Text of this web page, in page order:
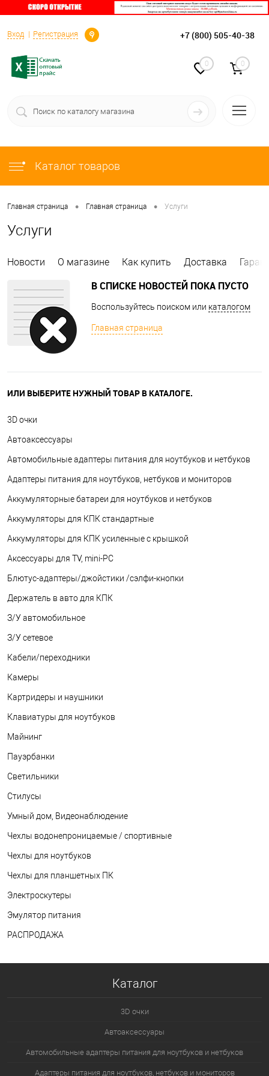
Вход Регистрация
Определение +7 (800) 505-40-38
0 0
Каталог товаров
Главная страница • Главная страница • Услуги
Услуги
Новости О магазине Как купить Доставка
В СПИСКЕ НОВОСТЕЙ ПОКА ПУСТО
Воспользуйтесь поиском или каталогом
Главная страница
ИЛИ ВЫБЕРИТЕ НУЖНЫЙ ТОВАР В КАТАЛОГЕ.
3D очки
Автоаксессуары
Автомобильные адаптеры питания для ноутбуков и нетбуков
Адаптеры питания для ноутбуков, нетбуков и мониторов
Аккумуляторные батареи для ноутбуков и нетбуков
Аккумуляторы для КПК стандартные
Аккумуляторы для КПК усиленные с крышкой
Аксессуары для TV, mini-PC
Блютус-адаптеры/джойстики /сэлфи-кнопки
Держатель в авто для КПК
З/У автомобильное
З/У сетевое
Кабели/переходники
Камеры
Картридеры и наушники
Клавиатуры для ноутбуков
Майнинг
Пауэрбанки
Светильники
Стилусы
Умный дом, Видеонаблюдение
Чехлы водонепроницаемые / спортивные
Чехлы для ноутбуков
Чехлы для планшетных ПК
Электроскутеры
Эмулятор питания
РАСПРОДАЖА
Каталог
3D очки
Автоаксессуары
Автомобильные адаптеры питания для ноутбуков и нетбуков
Адаптеры питания для ноутбуков, нетбуков и мониторов